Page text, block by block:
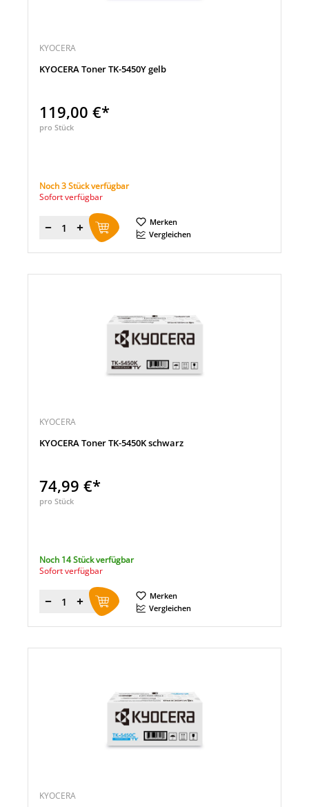
KYOCERA
KYOCERA Toner TK-5450Y gelb
119,00 €*
pro Stück
Noch 3 Stück verfügbar
Sofort verfügbar
Menge
Merken
Vergleichen
KYOCERA
KYOCERA Toner TK-5450K schwarz
74,99 €*
pro Stück
Noch 14 Stück verfügbar
Sofort verfügbar
Menge
Merken
Vergleichen
KYOCERA